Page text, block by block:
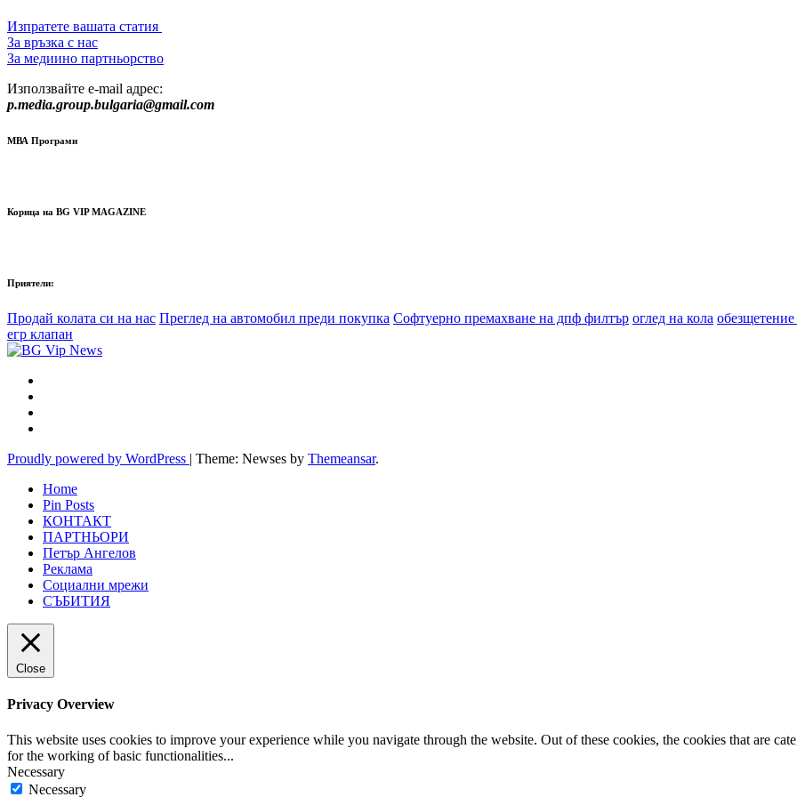
Изпратете вашата статия
За връзка с нас
За медиино партньорство
Използвайте e-mail адрес:
p.media.group.bulgaria@gmail.com
МВА Програми
Корица на BG VIP MAGAZINE
Приятели:
Продай колата си на нас Преглед на автомобил преди покупка Софтуерно премахване на дпф филтър оглед на кола
егр клапан
Proudly powered by WordPress | Theme: Newses by Themeansar.
Home
Pin Posts
КОНТАКТ
ПАРТНЬОРИ
Петър Ангелов
Реклама
Социални мрежи
СЪБИТИЯ
Close
Privacy Overview
This website uses cookies to improve your experience while you navigate through the website. Out of these cookies, the cookies that are
for the working of basic functionalities...
Necessary
Necessary